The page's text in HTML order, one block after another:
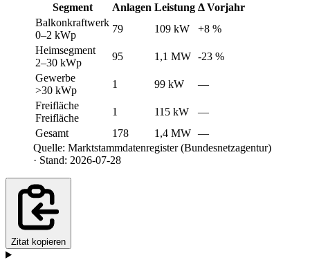
Segment Anlagen Leistung Δ Vorjahr
Balkonkraftwerk
0–2 kWp
79 109 kW
+8 %
Heimsegment
2–30 kWp
95 1,1 MW -23 %
Gewerbe
>30 kWp
1 99 kW
—
Freifläche
Freifläche
1 115 kW
—
Gesamt
178 1,4 MW —
Quelle: Marktstammdatenregister (Bundesnetzagentur)
· Stand: 2026-07-28
Zitat kopieren